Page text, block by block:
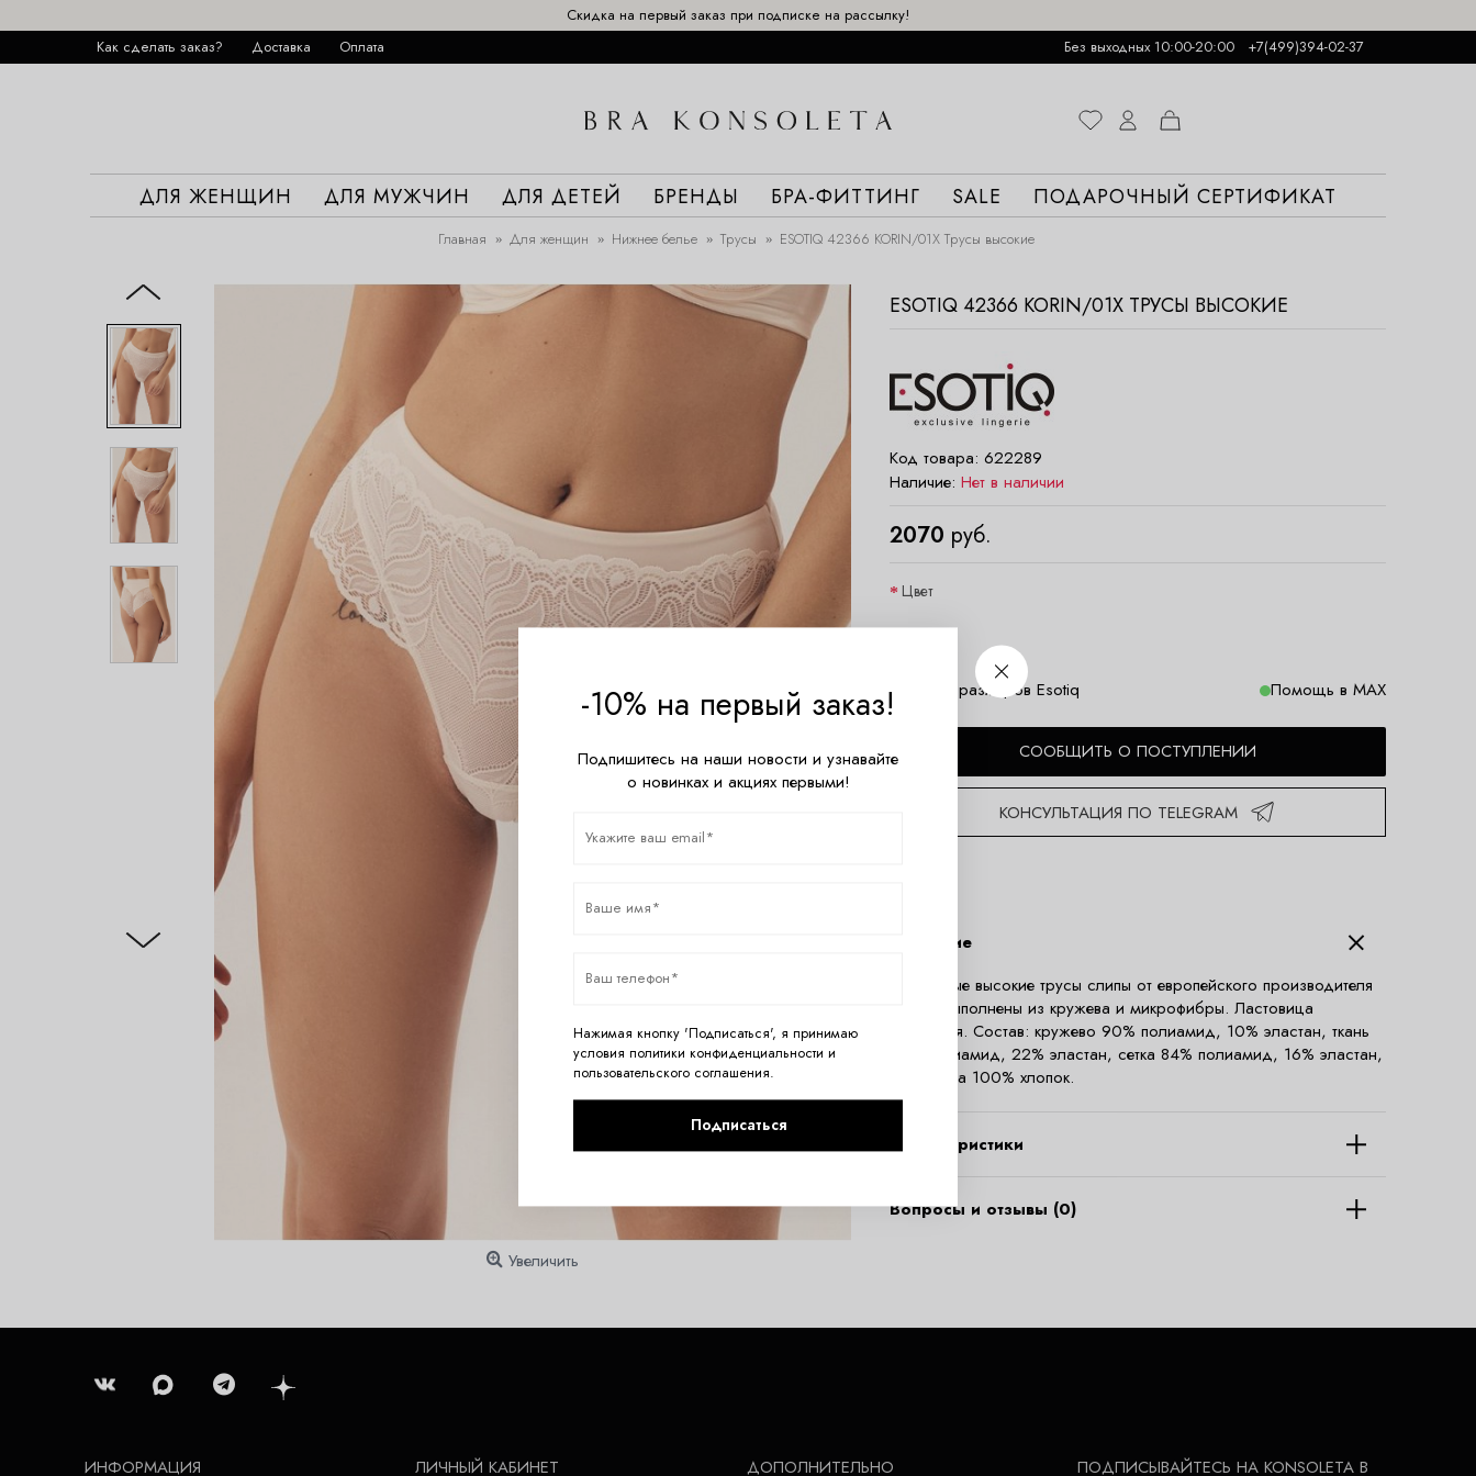
Скидка на первый заказ при подписке на рассылку!
Как сделать заказ?
Доставка Оплата Без выходных 10:00-20:00 +7(499)394-02-37
ДЛЯ ЖЕНЩИН ДЛЯ МУЖЧИН ДЛЯ ДЕТЕЙ БРЕНДЫ БРА-ФИТТИНГ SALE ПОДАРОЧНЫЙ СЕРТИФИКАТ
Главная Для женщин Нижнее белье Трусы ESOTIQ 42366 KORIN/01X Трусы высокие
Увеличить
ESOTIQ 42366 KORIN/01X ТРУСЫ ВЫСОКИЕ
Код товара: 622289
Наличие: Нет в наличии
2070 руб.
Цвет
Размер
Таблица размеров Esotiq Помощь в MAX
СООБЩИТЬ О ПОСТУПЛЕНИИ
КОНСУЛЬТАЦИЯ ПО TELEGRAM
Описание
Кружевные высокие трусы слипы от европейского производителя
Esotiq. Выполнены из кружева и микрофибры. Ластовица
хлопковая. Состав: кружево 90% полиамид, 10% эластан, ткань
78% полиамид, 22% эластан, сетка 84% полиамид, 16% эластан,
ластовица 100% хлопок.
Характеристики
Вопросы и отзывы (0)
ИНФОРМАЦИЯ ЛИЧНЫЙ КАБИНЕТ ДОПОЛНИТЕЛЬНО ПОДПИСЫВАЙТЕСЬ НА KONSOLETA В
-10% на первый заказ!
Подпишитесь на наши новости и узнавайте
о новинках и акциях первыми!
Нажимая кнопку 'Подписаться', я принимаю
условия политики конфиденциальности и
пользовательского соглашения.
Подписаться